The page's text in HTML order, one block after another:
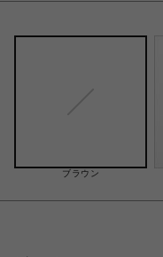
ブラウン